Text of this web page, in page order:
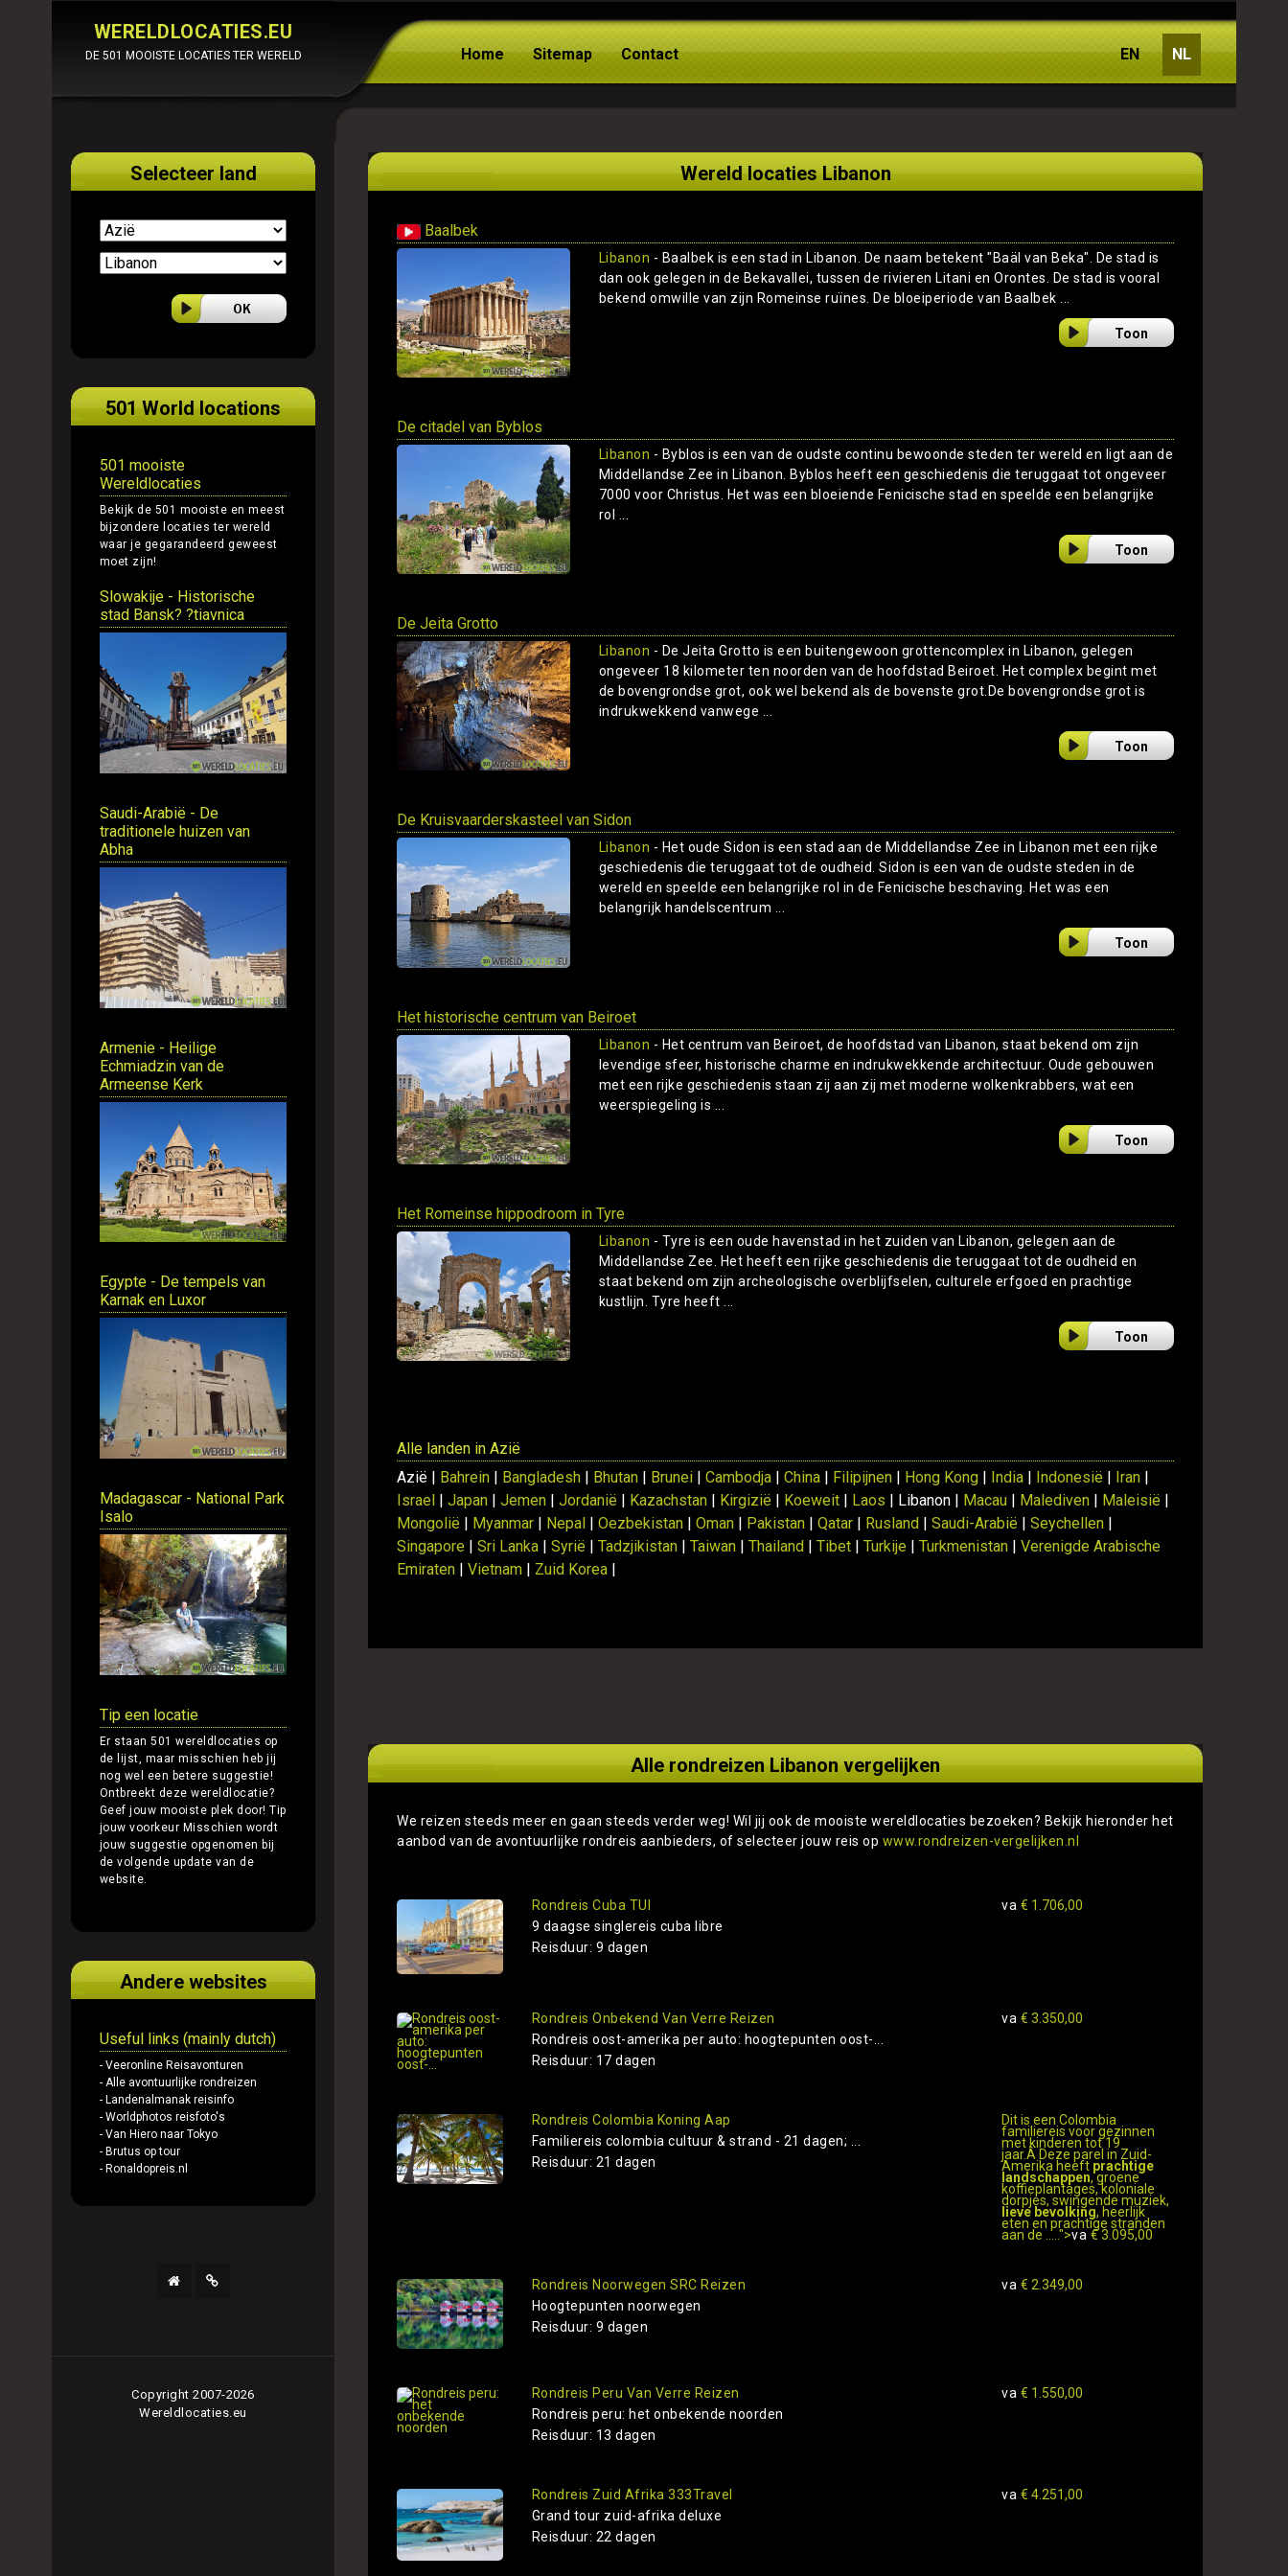
WERELDLOCATIES.EU
DE 501 MOOISTE LOCATIES TER WERELD
Selecteer land
501 World locations
501 mooiste
Wereldlocaties
Bekijk de 501 mooiste en meest
bijzondere locaties ter wereld
waar je gegarandeerd geweest
moet zijn!
Slowakije - Historische
stad Bansk? ?tiavnica
Saudi-Arabië - De
traditionele huizen van
Abha
Armenie - Heilige
Echmiadzin van de
Armeense Kerk
Egypte - De tempels van
Karnak en Luxor
Madagascar - National Park
Isalo
Tip een locatie
Er staan 501 wereldlocaties op
de lijst, maar misschien heb jij
nog wel een betere suggestie!
Ontbreekt deze wereldlocatie?
Geef jouw mooiste plek door!Tip
jouw voorkeur Misschien wordt
jouw suggestie opgenomen bij
de volgende update van de
website.
Andere websites
Useful links (mainly dutch)
- Veeronline Reisavonturen
- Alle avontuurlijke rondreizen
- Landenalmanak reisinfo
- Worldphotos reisfoto's
- Van Hiero naar Tokyo
- Brutus op tour
- Ronaldopreis.nl
Copyright 2007-2026
Wereldlocaties.eu
Home Sitemap Contact NL
EN
Wereld locaties Libanon
Baalbek
Libanon - Baalbek is een stad in Libanon. De naam betekent "Baäl van Beka". De stad is
dan ook gelegen in de Bekavallei, tussen de rivieren Litani en Orontes. De stad is vooral
bekend omwille van zijn Romeinse ruïnes. De bloeiperiode van Baalbek ...
Toon
De citadel van Byblos
Libanon - Byblos is een van de oudste continu bewoonde steden ter wereld en ligt aan de
Middellandse Zee in Libanon. Byblos heeft een geschiedenis die teruggaat tot ongeveer
7000 voor Christus. Het was een bloeiende Fenicische stad en speelde een belangrijke
rol ...
Toon
De Jeita Grotto
Libanon - De Jeita Grotto is een buitengewoon grottencomplex in Libanon, gelegen
ongeveer 18 kilometer ten noorden van de hoofdstad Beiroet. Het complex begint met
de bovengrondse grot, ook wel bekend als de bovenste grot.De bovengrondse grot is
indrukwekkend vanwege ...
Toon
De Kruisvaarderskasteel van Sidon
Libanon - Het oude Sidon is een stad aan de Middellandse Zee in Libanon met een rijke
geschiedenis die teruggaat tot de oudheid. Sidon is een van de oudste steden in de
wereld en speelde een belangrijke rol in de Fenicische beschaving. Het was een
belangrijk handelscentrum ...
Toon
Het historische centrum van Beiroet
Libanon - Het centrum van Beiroet, de hoofdstad van Libanon, staat bekend om zijn
levendige sfeer, historische charme en indrukwekkende architectuur. Oude gebouwen
met een rijke geschiedenis staan zij aan zij met moderne wolkenkrabbers, wat een
weerspiegeling is ...
Toon
Het Romeinse hippodroom in Tyre
Libanon - Tyre is een oude havenstad in het zuiden van Libanon, gelegen aan de
Middellandse Zee. Het heeft een rijke geschiedenis die teruggaat tot de oudheid en
staat bekend om zijn archeologische overblijfselen, culturele erfgoed en prachtige
kustlijn. Tyre heeft ...
Toon
Alle landen in Azië
Azië | Bahrein | Bangladesh | Bhutan | Brunei |Cambodja |China | Filipijnen | Hong Kong | India | Indonesië | Iran |
Israel |Japan |Jemen |Jordanië | Kazachstan | Kirgizië | Koeweit | Laos | Libanon | Macau | Malediven | Maleisië |
Mongolië | Myanmar | Nepal |Oezbekistan |Oman | Pakistan |Qatar | Rusland |Saudi-Arabië |Seychellen |
Singapore |Sri Lanka |Syrië |Tadzjikistan |Taiwan |Thailand |Tibet |Turkije |Turkmenistan |Verenigde Arabische
Emiraten |Vietnam | Zuid Korea |
Alle rondreizen Libanon vergelijken
We reizen steeds meer en gaan steeds verder weg! Wil jij ook de mooiste wereldlocaties bezoeken? Bekijk hieronder het
aanbod van de avontuurlijke rondreis aanbieders, of selecteer jouw reis op www.rondreizen-vergelijken.nl
Rondreis Cuba TUI
9 daagse singlereis cuba libre
Reisduur: 9 dagen
va € 1.706,00
Rondreis Onbekend Van Verre Reizen
Rondreis oost-amerika per auto: hoogtepunten oost-...
Reisduur: 17 dagen
va € 3.350,00
Rondreis Colombia Koning Aap
Familiereis colombia cultuur & strand - 21 dagen; ...
Reisduur: 21 dagen
Dit is een Colombia
familiereis voor gezinnen
met kinderen tot 19
jaar.Â Deze parel in Zuid-
Amerika heeft prachtige
landschappen, groene
koffieplantages, koloniale
dorpjes, swingende muziek,
lieve bevolking, heerlijk
eten en prachtige stranden
aan de .....">va € 3.095,00
Rondreis Noorwegen SRC Reizen
Hoogtepunten noorwegen
Reisduur: 9 dagen
va € 2.349,00
Rondreis Peru Van Verre Reizen
Rondreis peru: het onbekende noorden
Reisduur: 13 dagen
va € 1.550,00
Rondreis Zuid Afrika 333Travel
Grand tour zuid-afrika deluxe
Reisduur: 22 dagen
va € 4.251,00